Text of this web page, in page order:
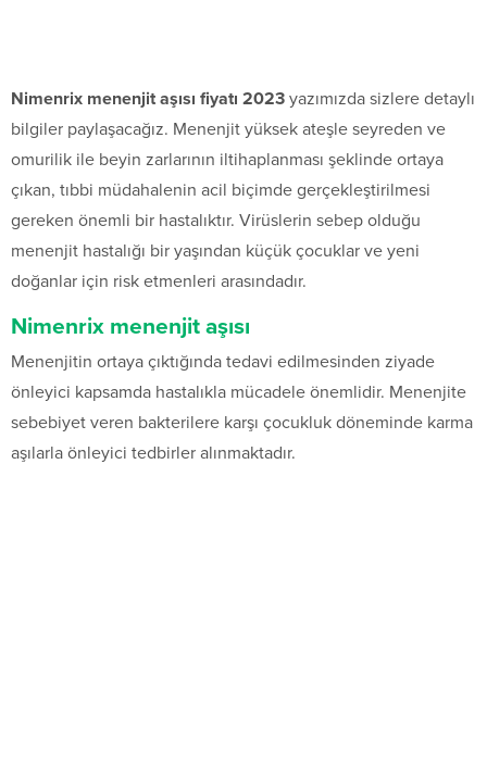
Nimenrix menenjit aşısı fiyatı 2023 yazımızda sizlere detaylı
bilgiler paylaşacağız. Menenjit yüksek ateşle seyreden ve
omurilik ile beyin zarlarının iltihaplanması şeklinde ortaya
çıkan, tıbbi müdahalenin acil biçimde gerçekleştirilmesi
gereken önemli bir hastalıktır. Virüslerin sebep olduğu
menenjit hastalığı bir yaşından küçük çocuklar ve yeni
doğanlar için risk etmenleri arasındadır.
Nimenrix menenjit aşısı
Menenjitin ortaya çıktığında tedavi edilmesinden ziyade
önleyici kapsamda hastalıkla mücadele önemlidir. Menenjite
sebebiyet veren bakterilere karşı çocukluk döneminde karma
aşılarla önleyici tedbirler alınmaktadır.